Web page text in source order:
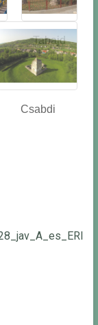
Tabajd
Csabdi